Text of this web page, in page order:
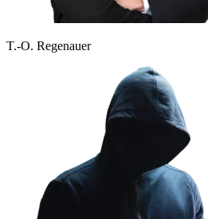
T.-O. Regenauer